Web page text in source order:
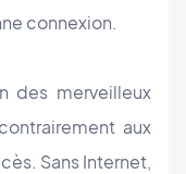
connexion.
des merveilleux
aux
Sans Internet,